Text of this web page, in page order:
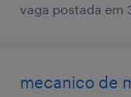
vaga postada em
mecanico de